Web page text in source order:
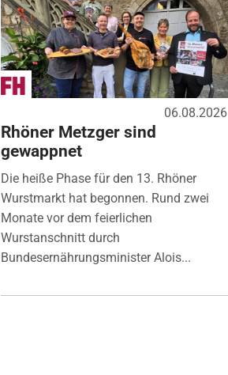
06.08.2026
Rhöner Metzger sind
gewappnet
Die heiße Phase für den 13. Rhöner
Wurstmarkt hat begonnen. Rund zwei
Monate vor dem feierlichen
Wurstanschnitt durch
Bundesernährungsminister Alois...